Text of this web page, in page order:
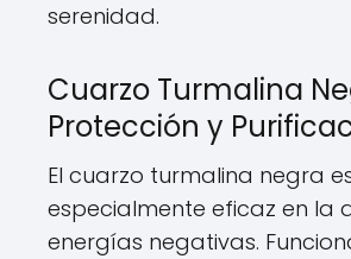
serenidad.
Cuarzo Turmalina
Protección y
El cuarzo turmalina negra
especialmente eficaz en la
energías negativas.